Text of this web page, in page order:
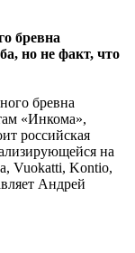
бревна
но не факт, что
бревна
«Инкома»,
российская
на
Vuokatti, Kontio,
Андрей